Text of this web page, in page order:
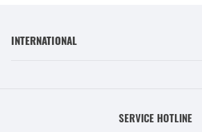
INTERNATIONAL
SERVICE HOTLINE